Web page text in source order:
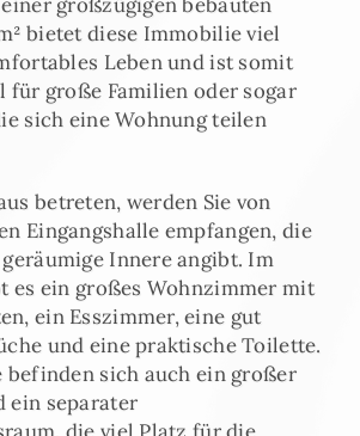
bietet diese Immobilie viel
Leben und ist somit
für große Familien oder sogar
sich eine Wohnung teilen
betreten, werden Sie von
Eingangshalle empfangen, die
Innere angibt. Im
es ein großes Wohnzimmer mit
ein Esszimmer, eine gut
und eine praktische Toilette.
befinden sich auch ein großer
ein separater